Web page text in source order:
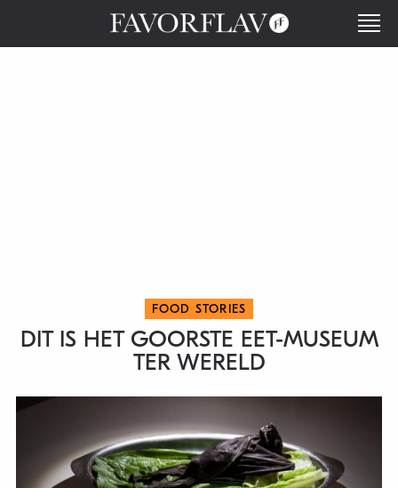
FOOD STORIES
DIT IS HET GOORSTE EET-MUSEUM
TER WERELD